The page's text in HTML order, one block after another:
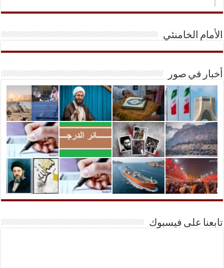
الأمام الخامنئي
أخبار في صور
تابعنا على فيسبوك